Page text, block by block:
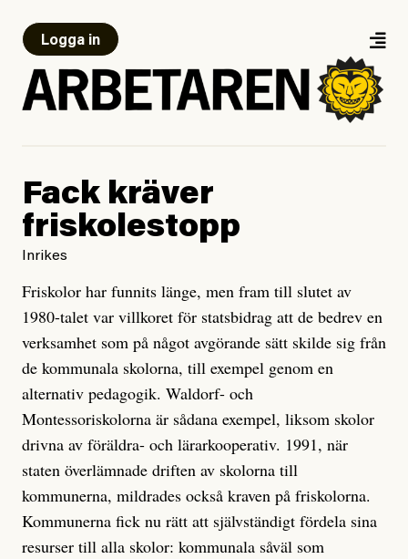
Logga in
Fack kräver
friskolestopp
Inrikes
Friskolor har funnits länge, men fram till slutet av
1980-talet var villkoret för statsbidrag att de bedrev en
verksamhet som på något avgörande sätt skilde sig från
de kommunala skolorna, till exempel genom en
alternativ pedagogik. Waldorf- och
Montessoriskolorna är sådana exempel, liksom skolor
drivna av föräldra- och lärarkooperativ. 1991, när
staten överlämnade driften av skolorna till
kommunerna, mildrades också kraven på friskolorna.
Kommunerna fick nu rätt att självständigt fördela sina
resurser till alla skolor: kommunala såväl som